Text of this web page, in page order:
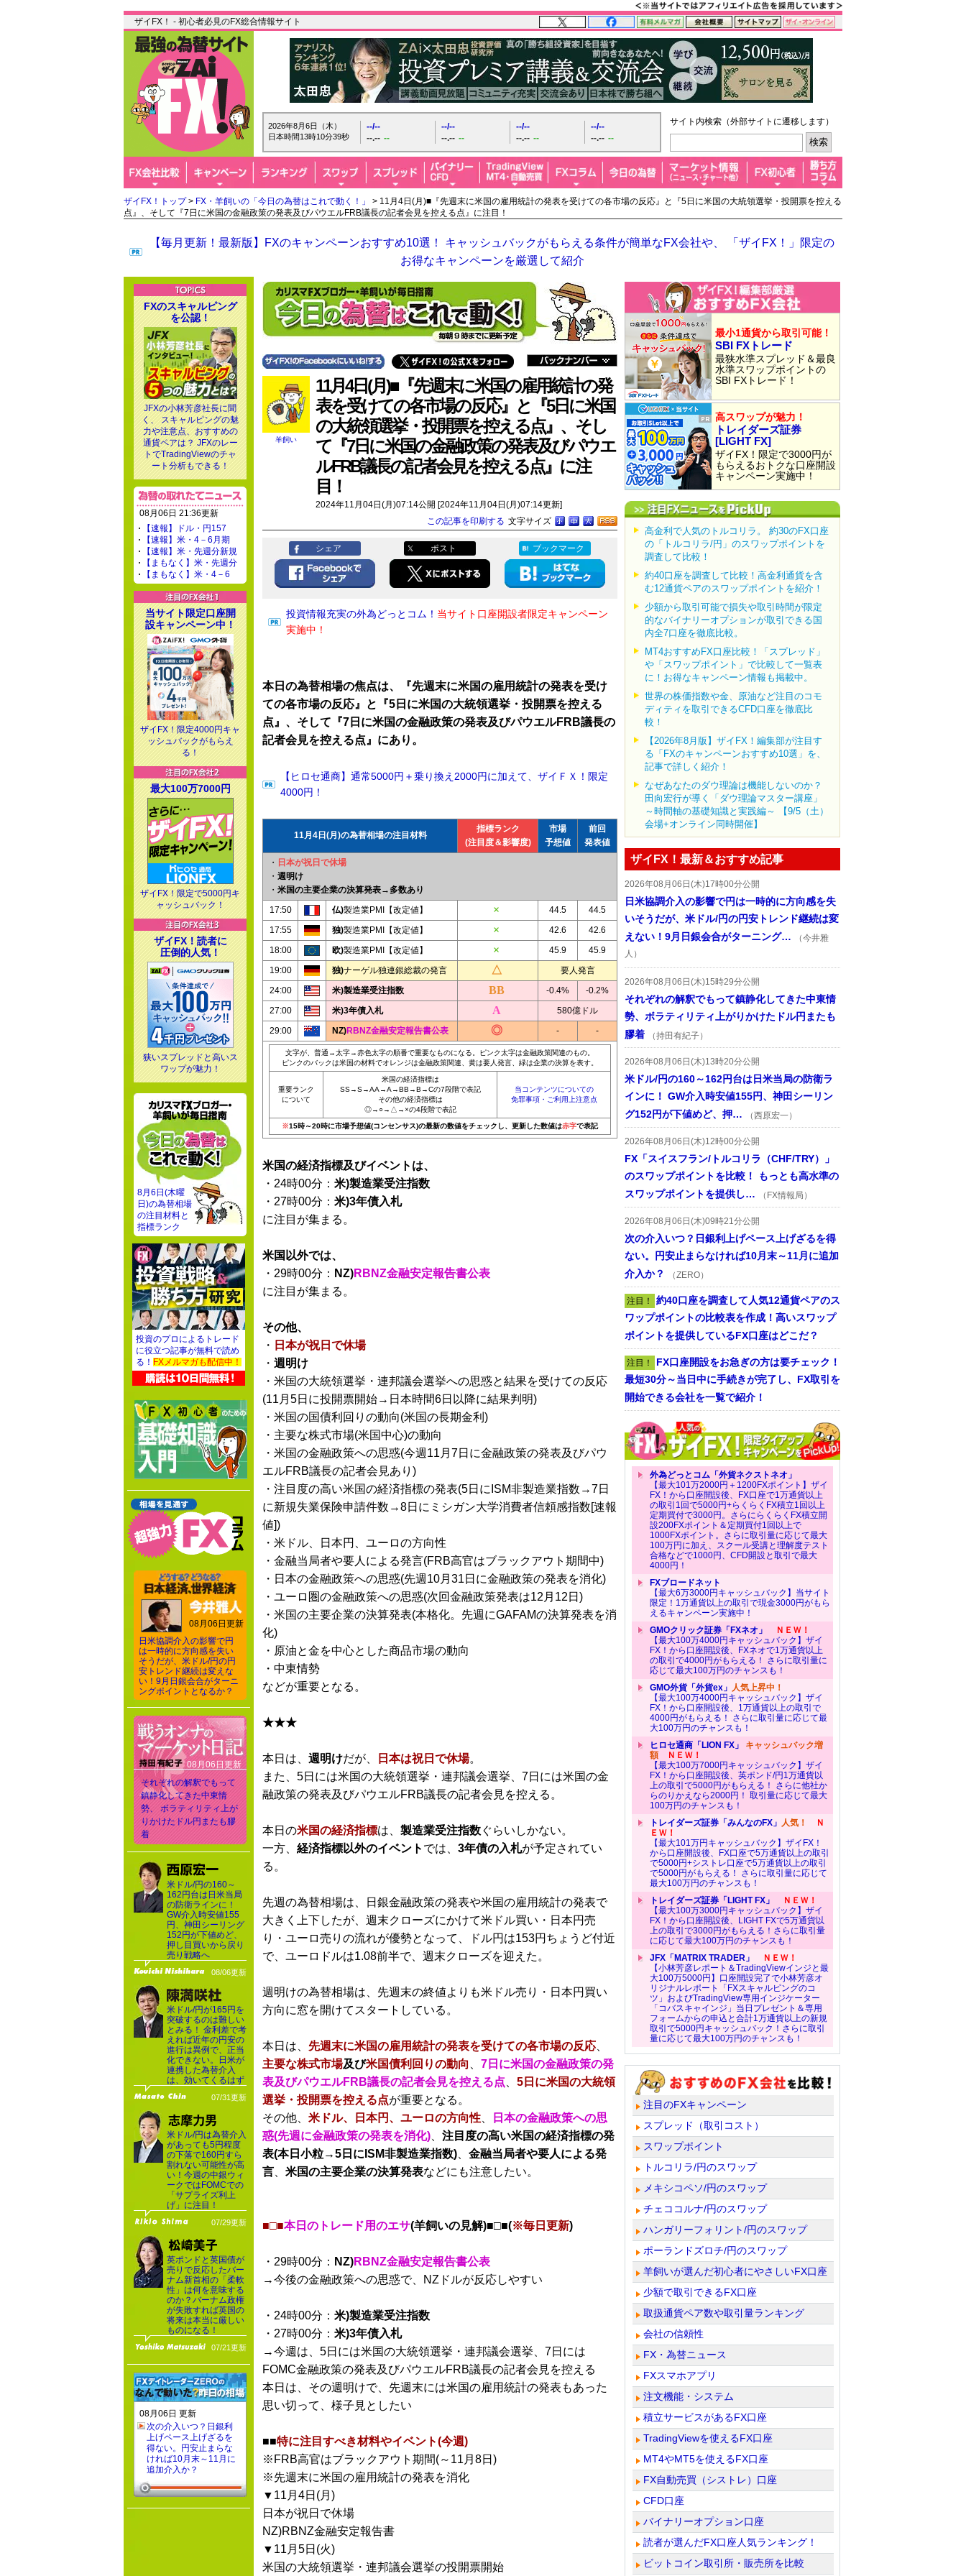
ザイFX！ - 初心者必見のFX総合情報サイト
2026年8月6日（木）
日本時間13時10分40秒
--/--
--.-- --
--/--
--.-- --
--/--
--.-- --
--/--
--.-- --
サイト内検索（外部サイトに遷移します）
ザイFX！トップ> FX・羊飼いの「今日の為替はこれで動く！」
> 11月4日(月)■『先週末に米国の雇用統計の発表を受けての各市場の反応』と『5日に米国の大統領選挙・投開票を控える
点』、そして『7日に米国の金融政策の発表及びパウエルFRB議長の記者会見を控える点』に注目！
【毎月更新！最新版】FXのキャンペーンおすすめ10選！ キャッシュバックがもらえる条件が簡単なFX会社や、 「ザイFX！」限定の
お得なキャンペーンを厳選して紹介
羊飼い
11月4日(月)■『先週末に米国の雇用統計の発
表を受けての各市場の反応』と『5日に米国
の大統領選挙・投開票を控える点』、そし
て『7日に米国の金融政策の発表及びパウエ
ルFRB議長の記者会見を控える点』に注
目！
2024年11月04日(月)07:14公開 [2024年11月04日(月)07:14更新]
文字サイズ
この記事を印刷する
シェア ポスト ブックマーク
投資情報充実の外為どっとコム！ 当サイト口座開設者限定キャンペーン
実施中！
本日の為替相場の焦点は、『先週末に米国の雇用統計の発表を受け
ての各市場の反応』と『5日に米国の大統領選挙・投開票を控える
点』、そして『7日に米国の金融政策の発表及びパウエルFRB議長の
記者会見を控える点』にあり。
【ヒロセ通商】通常5000円＋乗り換え2000円に加えて、ザイＦＸ！限定
4000円！
11月4日(月)の為替相場の注目材料
指標ランク
(注目度＆影響度)
市場
予想値
前回
発表値
・ 日本が祝日で休場
・ 週明け
・ 米国の主要企業の決算発表→多数あり
17:50
仏)製造業PMI【改定値】 44.5
44.5
17:55
独)製造業PMI【改定値】 42.6
42.6
18:00
欧)製造業PMI【改定値】 45.9
45.9
19:00
独)ナーゲル独連銀総裁の発言
要人発言
24:00
米)製造業受注指数 -0.4%
-0.2%
27:00
米)3年債入札
580億ドル
29:00
NZ)RBNZ金融安定報告書公表 - -
文字が、普通→太字→赤色太字の順番で重要なものになる。ピンク太字は金融政策関連のもの。
ピンクのバックは米国の材料でオレンジは金融政策関連、黄は要人発言、緑は企業の決算を表す。
重要ランク
について
米国の経済指標は
SS→S→AA→A→BB→B→Cの7段階で表記
その他の経済指標は
◎→○→△→×の4段階で表記
当コンテンツについての
免罪事項・ご利用上注意点
※15時～20時に市場予想値(コンセンサス)の最新の数値をチェックし、更新した数値は赤字で表記
米国の経済指標及びイベントは、
・24時00分： 米)製造業受注指数
・27時00分： 米)3年債入札
に注目が集まる。
米国以外では、
・29時00分： NZ)RBNZ金融安定報告書公表
に注目が集まる。
その他、
・ 日本が祝日で休場
・ 週明け
・米国の大統領選挙・連邦議会選挙への思惑と結果を受けての反応
(11月5日に投開票開始→日本時間6日以降に結果判明)
・米国の国債利回りの動向(米国の長期金利)
・主要な株式市場(米国中心)の動向
・米国の金融政策への思惑(今週11月7日に金融政策の発表及びパウ
エルFRB議長の記者会見あり)
・注目度の高い米国の経済指標の発表(5日にISM非製造業指数→7日
に新規失業保険申請件数→8日にミシガン大学消費者信頼感指数[速報
値])
・米ドル、日本円、ユーロの方向性
・金融当局者や要人による発言(FRB高官はブラックアウト期間中)
・日本の金融政策への思惑(先週10月31日に金融政策の発表を消化)
・ユーロ圏の金融政策への思惑(次回金融政策発表は12月12日)
・米国の主要企業の決算発表(本格化。先週にGAFAMの決算発表を消
化)
・原油と金を中心とした商品市場の動向
・中東情勢
などが重要となる。
★★★
本日は、 週明けだが、 日本は祝日で休場。
また、5日には米国の大統領選挙・連邦議会選挙、7日には米国の金
融政策の発表及びパウエルFRB議長の記者会見を控える。
本日の米国の経済指標は、 製造業受注指数ぐらいしかない。
一方、 経済指標以外のイベント では、 3年債の入札が予定されてい
る。
先週の為替相場は、日銀金融政策の発表や米国の雇用統計の発表で
大きく上下したが、週末クローズにかけて米ドル買い・日本円売
り・ユーロ売りの流れが優勢となって、ドル円は153円ちょうど付近
で、ユーロドルは1.08前半で、週末クローズを迎えた。
週明けの為替相場は、先週末の終値よりも米ドル売り・日本円買い
方向に窓を開けてスタートしている。
本日は、 先週末に米国の雇用統計の発表を受けての各市場の反応
主要な株式市場及び米国債利回りの動向
7日に米国の金融政策の発
表及びパウエルFRB議長の記者会見を控える点
5日に米国の大統領
選挙・投開票を控える点が重要となる。
その他、 米ドル、日本円、ユーロの方向性
日本の金融政策への思
惑(先週に金融政策の発表を消化)
注目度の高い米国の経済指標の発
表(本日小粒→5日にISM非製造業指数)
金融当局者や要人による発
言
米国の主要企業の決算発表などにも注意したい。
■□■本日のトレード用のエサ(羊飼いの見解)■□■(※毎日更新)
・29時00分： NZ)RBNZ金融安定報告書公表
→今後の金融政策への思惑で、NZドルが反応しやすい
・24時00分： 米)製造業受注指数
・27時00分： 米)3年債入札
→今週は、5日には米国の大統領選挙・連邦議会選挙、7日には
FOMC金融政策の発表及びパウエルFRB議長の記者会見を控える
本日は、その週明けで、先週末には米国の雇用統計の発表もあった
思い切って、様子見としたい
■■特に注目すべき材料やイベント(今週)
※FRB高官はブラックアウト期間(～11月8日)
※先週末に米国の雇用統計の発表を消化
▼11月4日(月)
日本が祝日で休場
NZ)RBNZ金融安定報告書
▼11月5日(火)
米国の大統領選挙・連邦議会選挙の投開票開始
最小1通貨から取引可能！
SBI FXトレード
最狭水準スプレッド＆最良
水準スワップポイントの
SBI FXトレード！
高スワップが魅力！
トレイダーズ証券
[LIGHT FX]
ザイFX！限定で3000円が
もらえるおトクな口座開設
キャンペーン実施中！
高金利で人気のトルコリラ。 約30のFX口座
の「トルコリラ/円」のスワップポイントを
調査して比較！
約40口座を調査して比較！高金利通貨を含
む12通貨ペアのスワップポイントを紹介！
少額から取引可能で損失や取引時間が限定
的なバイナリーオプションが取引できる国
内全7口座を徹底比較。
MT4おすすめFX口座比較！「スプレッド」
や「スワップポイント」で比較して一覧表
に！お得なキャンペーン情報も掲載中。
世界の株価指数や金、原油など注目のコモ
ディティを取引できるCFD口座を徹底比
較！
【2026年8月版】ザイFX！編集部が注目す
る「FXのキャンペーンおすすめ10選」を、
記事で詳しく紹介！
なぜあなたのダウ理論は機能しないのか？
田向宏行が導く「ダウ理論マスター講座」
～時間軸の基礎知識と実践編～ 【9/5（土）
会場+オンライン同時開催】
ザイFX！最新＆おすすめ記事
2026年08月06日(木)17時00分公開
日米協調介入の影響で円は一時的に方向感を失
いそうだが、米ドル/円の円安トレンド継続は変
えない！9月日銀会合がターニング…
（今井雅
人）
2026年08月06日(木)15時29分公開
それぞれの解釈でもって鎮静化してきた中東情
勢、ボラティリティ上がりかけたドル円またも
膠着
（持田有紀子）
2026年08月06日(木)13時20分公開
米ドル/円の160～162円台は日米当局の防衛ラ
インに！ GW介入時安値155円、神田シーリン
グ152円が下値めど、押…
（西原宏一）
2026年08月06日(木)12時00分公開
FX「スイスフラン/トルコリラ（CHF/TRY）」
のスワップポイントを比較！ もっとも高水準の
スワップポイントを提供し…
（FX情報局）
2026年08月06日(木)09時21分公開
次の介入いつ？日銀利上げペース上げざるを得
ない。円安止まらなければ10月末～11月に追加
介入か？
（ZERO）
注目！ 約40口座を調査して人気12通貨ペアのス
ワップポイントの比較表を作成！高いスワップ
ポイントを提供しているFX口座はどこだ？
注目！ FX口座開設をお急ぎの方は要チェック！
最短30分～当日中に手続きが完了し、FX取引を
開始できる会社を一覧で紹介！
外為どっとコム「外貨ネクストネオ」
【最大101万2000円＋1200FXポイント】ザイ
FX！から口座開設後、FX口座で1万通貨以上
の取引1回で5000円+らくらくFX積立1回以上
定期買付で3000円。さらにらくらくFX積立開
設200FXポイント＆定期買付1回以上で
1000FXポイント。さらに取引量に応じて最大
100万円に加え、スクール受講と理解度テスト
合格などで1000円、CFD開設と取引で最大
4000円！
FXブロードネット
【最大6万3000円キャッシュバック】当サイト
限定！1万通貨以上の取引で現金3000円がもら
えるキャンペーン実施中！
GMOクリック証券「FXネオ」
ＮＥＷ！
【最大100万4000円キャッシュバック】ザイ
FX！から口座開設後、FXネオで1万通貨以上
の取引で4000円がもらえる！ さらに取引量に
応じて最大100万円のチャンスも！
GMO外貨「外貨ex」 人気上昇中！
【最大100万4000円キャッシュバック】ザイ
FX！から口座開設後、1万通貨以上の取引で
4000円がもらえる！ さらに取引量に応じて最
大100万円のチャンスも！
ヒロセ通商「LION FX」 キャッシュバック増
額ＮＥＷ！
【最大100万7000円キャッシュバック】ザイ
FX！から口座開設後、英ポンド/円1万通貨以
上の取引で5000円がもらえる！ さらに他社か
らのりかえなら2000円！ 取引量に応じて最大
100万円のチャンスも！
トレイダーズ証券「みんなのFX」 人気！
Ｎ
ＥＷ！
【最大101万円キャッシュバック】ザイFX！
から口座開設後、FX口座で5万通貨以上の取引
で5000円+シストレ口座で5万通貨以上の取引
で5000円がもらえる！ さらに取引量に応じて
最大100万円のチャンスも！
トレイダーズ証券「LIGHT FX」
ＮＥＷ！
【最大100万3000円キャッシュバック】ザイ
FX！から口座開設後、LIGHT FXで5万通貨以
上の取引で3000円がもらえる！さらに取引量
に応じて最大100万円のチャンスも！
JFX「MATRIX TRADER」
ＮＥＷ！
【小林芳彦レポート＆TradingViewインジと最
大100万5000円】口座開設完了で小林芳彦オ
リジナルレポート「FXスキャルピングのコ
ツ」およびTradingView専用インジケーター
「コバスキャインジ」当日プレゼント＆専用
フォームからの申込と合計1万通貨以上の新規
取引で5000円キャッシュバック！さらに取引
量に応じて最大100万円のチャンスも！
注目のFXキャンペーン
スプレッド（取引コスト）
スワップポイント
トルコリラ/円のスワップ
メキシコペソ/円のスワップ
チェココルナ/円のスワップ
ハンガリーフォリント/円のスワップ
ポーランドズロチ/円のスワップ
羊飼いが選んだ初心者にやさしいFX口座
少額で取引できるFX口座
取扱通貨ペア数や取引量ランキング
会社の信頼性
FX・為替ニュース
FXスマホアプリ
注文機能・システム
積立サービスがあるFX口座
TradingViewを使えるFX口座
MT4やMT5を使えるFX口座
FX自動売買（シストレ）口座
CFD口座
バイナリーオプション口座
読者が選んだFX口座人気ランキング！
ビットコイン取引所・販売所を比較
FXのスキャルピング
を公認！
JFXの小林芳彦社長に聞
く、 スキャルピングの魅
力や注意点、おすすめの
通貨ペアは？ JFXのレー
トでTradingViewのチャ
ート分析もできる！
08月06日 21:36更新
【速報】ドル・円157
【速報】米・4－6月期
【速報】米・先週分新規
【まもなく】米・先週分
【まもなく】米・4－6
当サイト限定口座開
設キャンペーン中！
ザイFX！限定4000円キャ
ッシュバックがもらえ
る！
最大100万7000円
ザイFX！限定で5000円キ
ャッシュバック！
ザイFX！読者に
圧倒的人気！
狭いスプレッドと高いス
ワップが魅力！
8月6日(木曜
日)の為替相場
の注目材料と
指標ランク
投資のプロによるトレード
に役立つ記事が無料で読め
る！ FXメルマガも配信中！
08月06日更新
日米協調介入の影響で円
は一時的に方向感を失い
そうだが、米ドル/円の円
安トレンド継続は変えな
い！9月日銀会合がターニ
ングポイントとなるか？
08月06日更新
それぞれの解釈でもって
鎮静化してきた中東情
勢、 ボラティリティ上が
りかけたドル円またも膠
着
米ドル/円の160～
162円台は日米当局
の防衛ラインに！
GW介入時安値155
円、神田シーリング
152円が下値めど、
押し目買いから戻り
売り戦略へ
08/06更新
米ドル/円が165円を
突破するのは難しい
とみる！ 金利差で考
えれば近年の円安の
進行は異例で、正当
化できない。日米が
連携した為替介入
は、効いてくるはず
07/31更新
米ドル/円は為替介入
があっても5円程度
の下落で160円すら
割れない可能性が高
い！今週の中銀ウィ
ークではFOMCでの
「サプライズ利上
げ」に注目！
07/29更新
英ポンドと英国債が
売りで反応したバー
ナム新首相の「柔軟
性」は何を意味する
のか？バーナム政権
が失敗すれば英国の
将来は本当に厳しい
ものになる！
07/21更新
08月06日 更新
次の介入いつ？日銀利
上げペース上げざるを
得ない。円安止まらな
ければ10月末～11月に
追加介入か？